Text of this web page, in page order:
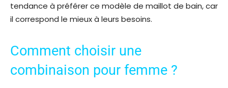
tendance à préférer ce modèle de maillot de bain, car
il correspond le mieux à leurs besoins.
Comment choisir une
combinaison pour femme ?